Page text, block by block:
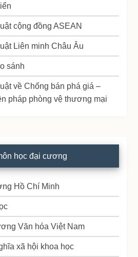
cộng đồng ASEAN
Liên minh Châu Âu
sánh
về Chống bán phá giá –
pháp phòng vệ thương mại
học đại cương
Hồ Chí Minh
Văn hóa Việt Nam
xã hội khoa học